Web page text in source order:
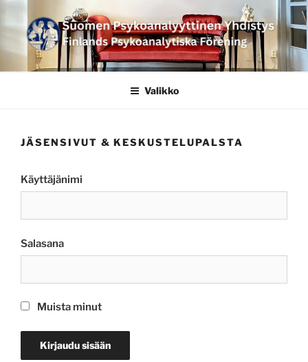
sisältöön
SUOMEN
PSYKOANALYYTTINEN
PSYKOANALYTISKA
Valikko
JÄSENSIVUT & KESKUSTELUPALSTA
Käyttäjänimi
Salasana
Muista minut